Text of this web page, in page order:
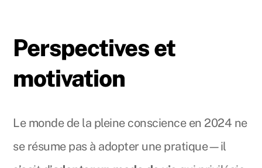
Perspectives et
motivation
Le monde de la pleine conscience en 2024 ne
se résume pas à adopter une pratique—il